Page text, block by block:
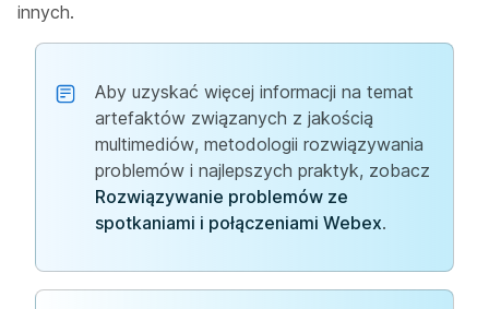
innych.
Aby uzyskać więcej informacji na temat
artefaktów związanych z jakością
multimediów, metodologii rozwiązywania
problemów i najlepszych praktyk, zobacz
Rozwiązywanie problemów ze
spotkaniami i połączeniami Webex.